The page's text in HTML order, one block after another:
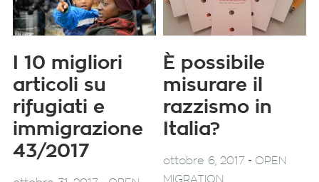
I 10 migliori
articoli su
rifugiati e
immigrazione
43/2017
È possibile
misurare il
razzismo in
Italia?
ottobre 6, 2017 - OPEN
MIGRATION